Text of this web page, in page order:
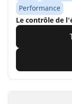
Performance
Le contrôle de